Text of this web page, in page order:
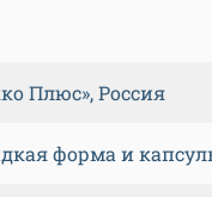
Плюс», Россия
форма и